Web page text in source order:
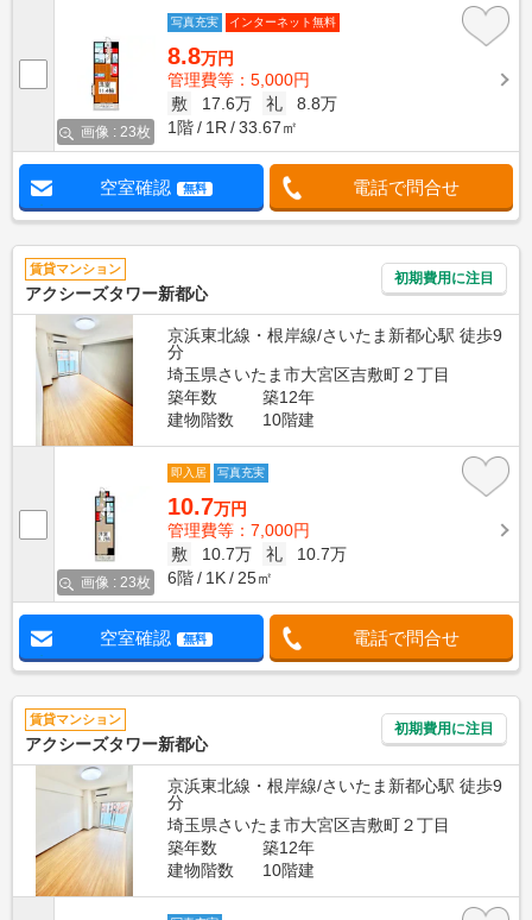
画像 : 23枚
写真充実 インターネット無料
8.8万円
管理費等：5,000円
敷
17.6万 礼
8.8万
1階
1R 33.67㎡
空室確認 無料 電話で問合せ
賃貸マンション
アクシーズタワー新都心
初期費用に注目
京浜東北線・根岸線/さいたま新都心駅 徒歩9
分
埼玉県さいたま市大宮区吉敷町２丁目
築年数
築12年
建物階数
10階建
画像 : 23枚
即入居 写真充実
10.7万円
管理費等：7,000円
敷
10.7万 礼
10.7万
6階
1K 25㎡
空室確認 無料 電話で問合せ
賃貸マンション
アクシーズタワー新都心
初期費用に注目
京浜東北線・根岸線/さいたま新都心駅 徒歩9
分
埼玉県さいたま市大宮区吉敷町２丁目
築年数
築12年
建物階数
10階建